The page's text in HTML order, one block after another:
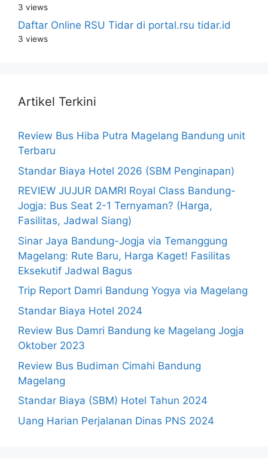
3 views
Daftar Online RSU Tidar di portal.rsu tidar.id
3 views
Artikel Terkini
Review Bus Hiba Putra Magelang Bandung unit
Terbaru
Standar Biaya Hotel 2026 (SBM Penginapan)
REVIEW JUJUR DAMRI Royal Class Bandung-
Jogja: Bus Seat 2-1 Ternyaman? (Harga,
Fasilitas, Jadwal Siang)
Sinar Jaya Bandung-Jogja via Temanggung
Magelang: Rute Baru, Harga Kaget! Fasilitas
Eksekutif Jadwal Bagus
Trip Report Damri Bandung Yogya via Magelang
Standar Biaya Hotel 2024
Review Bus Damri Bandung ke Magelang Jogja
Oktober 2023
Review Bus Budiman Cimahi Bandung
Magelang
Standar Biaya (SBM) Hotel Tahun 2024
Uang Harian Perjalanan Dinas PNS 2024